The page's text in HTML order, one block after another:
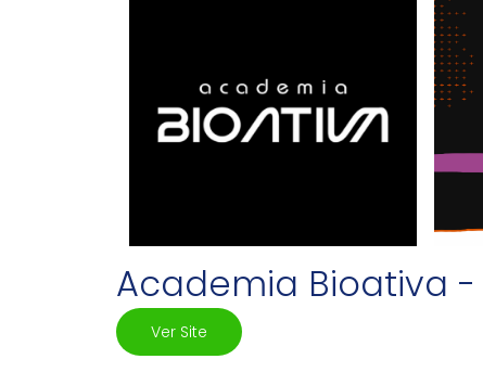
Academia Bioativa -
Ver Site